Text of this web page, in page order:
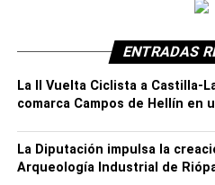
Los pacientes ingresados en
Asimismo, durante esa
por COVID-19 en Albacete.
Un total de 6 centros
ENTRADAS
La II Vuelta Ciclista a Castilla-
comarca Campos de Hellín en
La Diputación impulsa la
Arqueología Industrial de